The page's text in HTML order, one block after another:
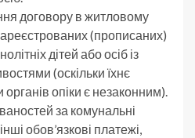
договору в житловому
(прописаних)
дітей або осіб із
(оскільки їхнє
опіки є незаконним).
за комунальні
обов’язкові платежі,